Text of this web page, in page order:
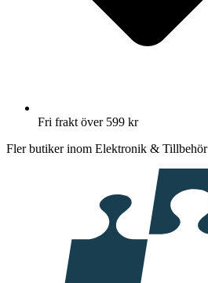
Fri frakt över 599 kr
Fler butiker inom Elektronik & Tillbehör